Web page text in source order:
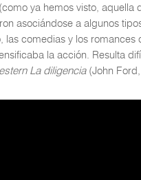
ya hemos visto, aquella
asociándose a algunos
las comedias y los romances
la acción. Resulta
La diligencia(John